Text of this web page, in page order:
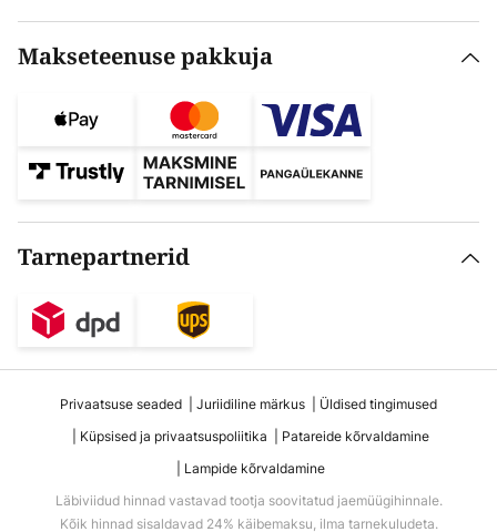
Makseteenuse pakkuja
Tarnepartnerid
Privaatsuse seaded Juriidiline märkus
Üldised tingimused
Küpsised ja privaatsuspoliitika
Patareide kõrvaldamine
Lampide kõrvaldamine
Läbiviidud hinnad vastavad tootja soovitatud jaemüügihinnale.
Kõik hinnad sisaldavad 24% käibemaksu, ilma tarnekuludeta.